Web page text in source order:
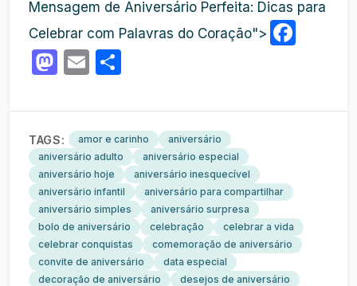
Mensagem de Aniversário Perfeita: Dicas para
Celebrar com Palavras do Coração">
Mastodon
Email
TAGS: amor e carinho
aniversário
aniversário adulto
aniversário especial
aniversário hoje
aniversário inesquecível
aniversário infantil
aniversário para compartilhar
aniversário simples
aniversário surpresa
bolo de aniversário
celebração
celebrar a vida
celebrar conquistas
comemoração de aniversário
convite de aniversário
data especial
decoração de aniversário
desejos de aniversário